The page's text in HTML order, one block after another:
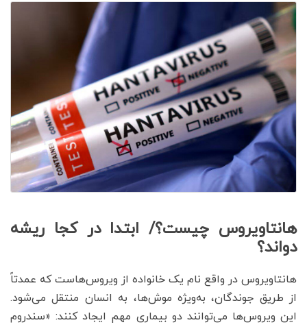
هانتاویروس چیست؟/ ابتدا در کجا ریشه
دواند؟
هانتاویروس در واقع نام یک خانواده از ویروس‌هاست که عمدتاً
از طریق جوندگان، به‌ویژه موش‌ها، به انسان منتقل می‌شود.
این ویروس‌ها می‌توانند دو بیماری مهم ایجاد کنند: «سندروم